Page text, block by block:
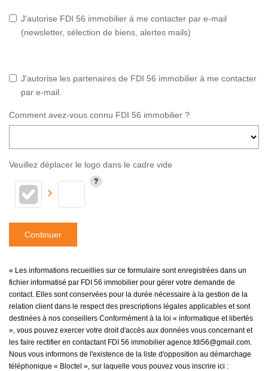
J'autorise FDI 56 immobilier à me contacter par e-mail
(newsletter, sélection de biens, alertes mails)
J'autorise les partenaires de FDI 56 immobilier à me contacter
par e-mail.
Comment avez-vous connu FDI 56 immobilier ?
Veuillez déplacer le logo dans le cadre vide
Continuer
« Les informations recueillies sur ce formulaire sont enregistrées dans un
fichier informatisé par FDI 56 immobilier pour gérer votre demande de
contact. Elles sont conservées pour la durée nécessaire à la gestion de la
relation client dans le respect des prescriptions légales applicables et sont
destinées à nos conseillers Conformément à la loi « informatique et libertés
», vous pouvez exercer votre droit d'accès aux données vous concernant et
les faire rectifier en contactant FDI 56 immobilier agence.fdi56@gmail.com.
Nous vous informons de l'existence de la liste d'opposition au démarchage
téléphonique « Bloctel », sur laquelle vous pouvez vous inscrire ici :